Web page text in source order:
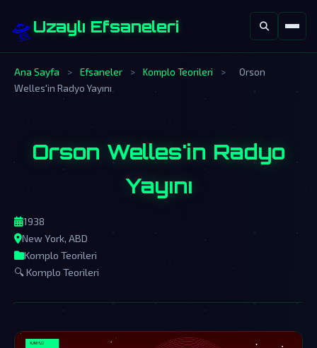
🛸Uzaylı Efsaneleri
Ana Sayfa > Efsaneler > Komplo Teorileri >
Orson
Welles'in Radyo Yayını
Orson Welles'in Radyo
Yayını
1938
New York, ABD
Komplo Teorileri
🔍 Komplo Teorileri